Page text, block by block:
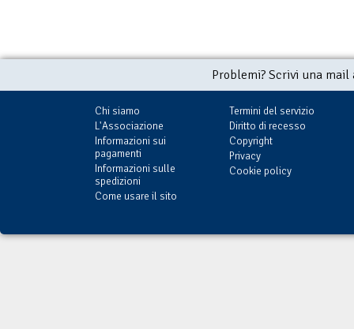
Problemi? Scrivi una
Chi siamo
L'Associazione
Informazioni sui
pagamenti
Informazioni sulle
spedizioni
Come usare il sito
Termini del servizio
Diritto di recesso
Copyright
Privacy
Cookie policy